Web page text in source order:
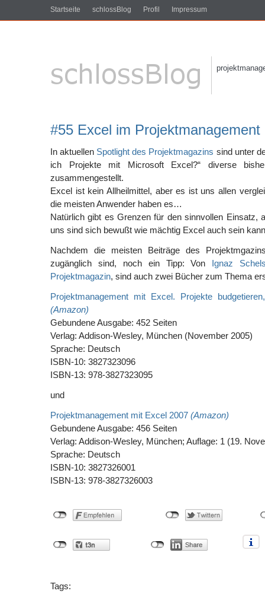
Startseite schlossBlog Profil Impressum
#55 Excel im Projektmanagement
In aktuellen Spotlight des Projektmagazins sind unter
ich Projekte mit Microsoft Excel?“ diverse
zusammengestellt.
Excel ist kein Allheilmittel, aber es ist uns allen
die meisten Anwender haben es…
Natürlich gibt es Grenzen für den sinnvollen Einsatz,
uns sind sich bewußt wie mächtig Excel auch sein
Nachdem die meisten Beiträge des
zugänglich sind, noch ein Tipp: Von Ignaz
Projektmagazin, sind auch zwei Bücher zum Thema
Projektmanagement mit Excel. Projekte
(Amazon)
Gebundene Ausgabe: 452 Seiten
Verlag: Addison-Wesley, München (November 2005)
Sprache: Deutsch
ISBN-10: 3827323096
ISBN-13: 978-3827323095
und
Projektmanagement mit Excel 2007 (Amazon)
Gebundene Ausgabe: 456 Seiten
Verlag: Addison-Wesley, München; Auflage: 1 (19.
Sprache: Deutsch
ISBN-10: 3827326001
ISBN-13: 978-3827326003
Tags: